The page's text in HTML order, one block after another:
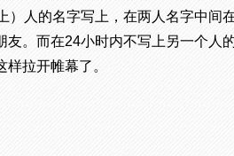
人的名字写上，在两人名字中间
。而在24小时内不写上另一个人
拉开帷幕了。